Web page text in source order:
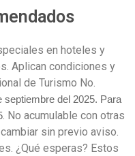
en hoteles y
Aplican condiciones y
de Turismo No.
septiembre del 2025. Para
. No acumulable con otras
sin previo aviso.
¿Qué esperas? Estos